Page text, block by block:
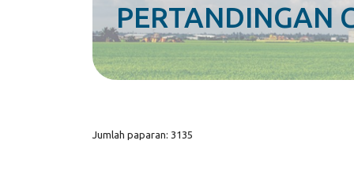
PERTANDINGAN
Jumlah paparan: 3135